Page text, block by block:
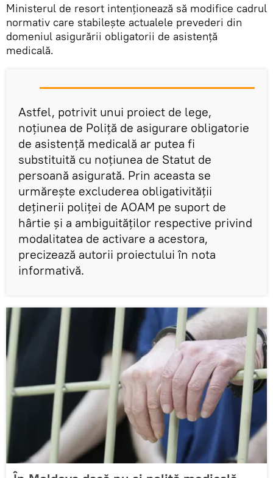
Ministerul de resort intenționează să modifice cadrul
normativ care stabilește actualele prevederi din
domeniul asigurării obligatorii de asistenţă
medicală.
Astfel, potrivit unui proiect de lege,
noțiunea de Poliță de asigurare obligatorie
de asistență medicală ar putea fi
substituită cu noțiunea de Statut de
persoană asigurată. Prin aceasta se
urmărește excluderea obligativității
deținerii poliței de AOAM pe suport de
hârtie și a ambiguităţilor respective privind
modalitatea de activare a acestora,
precizează autorii proiectului în nota
informativă.